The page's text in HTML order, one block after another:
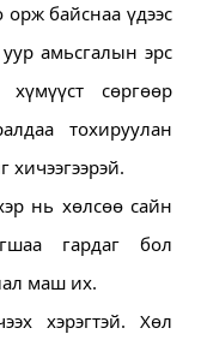
байснаа үдээс
амьсгалын эрс
сөргөөр
тохируулан
хичээгээрэй.
нь хөлсөө сайн
гардаг бол
маш их.
хэрэгтэй. Хөл